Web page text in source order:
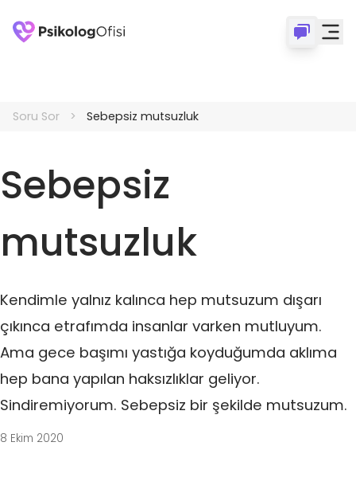
Soru Sor Sebepsiz mutsuzluk
Sebepsiz
mutsuzluk
Kendimle yalnız kalınca hep mutsuzum dışarı
çıkınca etrafımda insanlar varken mutluyum.
Ama gece başımı yastığa koyduğumda aklıma
hep bana yapılan haksızlıklar geliyor.
Sindiremiyorum. Sebepsiz bir şekilde mutsuzum.
8 Ekim 2020